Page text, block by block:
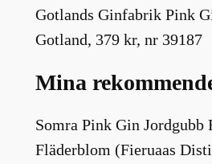
Gotlands Ginfabrik Pink
Gotland, 379 kr, nr 39187
Mina
Somra Pink Gin Jordgubb
Fläderblom (Fieruaas